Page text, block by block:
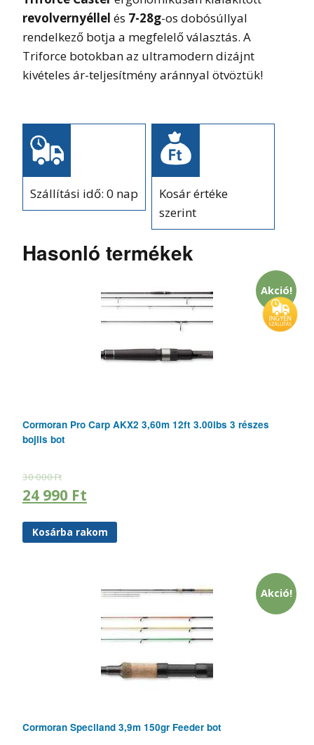
revolvernyéllel és 7-28g-os dobósúllyal
rendelkező botja a megfelelő választás. A
Triforce botokban az ultramodern dizájnt
kivételes ár-teljesítmény aránnyal ötvöztük!
Szállítási idő: 0 nap
Kosár értéke
szerint
Hasonló termékek
Akció!
Cormoran Pro Carp AKX2 3,60m 12ft 3.00lbs 3 részes
bojlis bot
30 000Ft
24 990 Ft
Kosárba rakom
Akció!
Cormoran Speciland 3,9m 150gr Feeder bot